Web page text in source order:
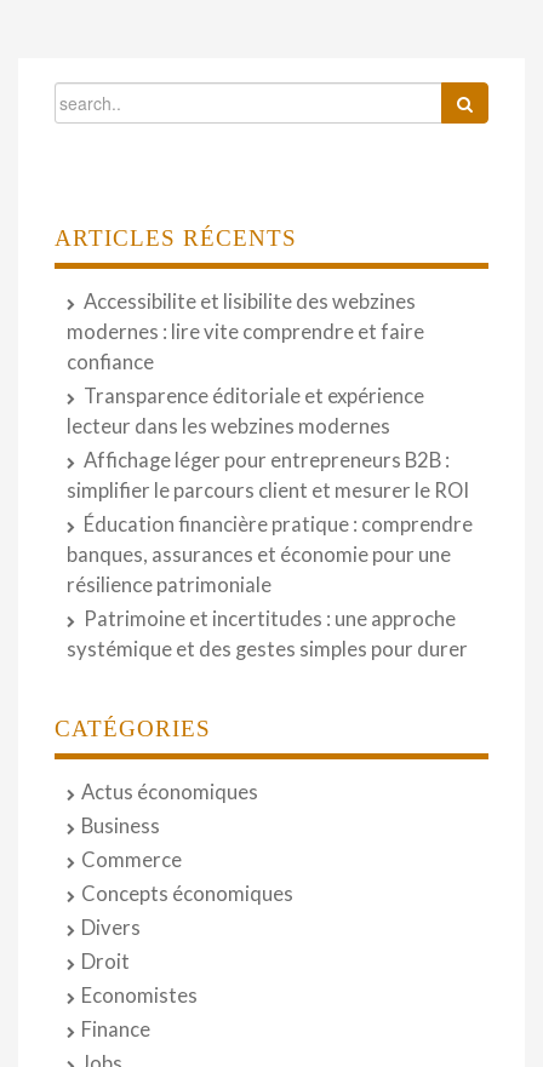
ARTICLES RÉCENTS
Accessibilite et lisibilite des webzines
modernes : lire vite comprendre et faire
confiance
Transparence éditoriale et expérience
lecteur dans les webzines modernes
Affichage léger pour entrepreneurs B2B :
simplifier le parcours client et mesurer le ROI
Éducation financière pratique : comprendre
banques, assurances et économie pour une
résilience patrimoniale
Patrimoine et incertitudes : une approche
systémique et des gestes simples pour durer
CATÉGORIES
Actus économiques
Business
Commerce
Concepts économiques
Divers
Droit
Economistes
Finance